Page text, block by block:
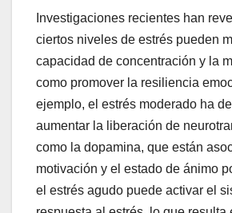
Investigaciones recientes han
ciertos niveles de estrés pueden
capacidad de concentración y la
como promover la resiliencia
ejemplo, el estrés moderado ha
aumentar la liberación de
como la dopamina, que están
motivación y el estado de ánimo
el estrés agudo puede activar el